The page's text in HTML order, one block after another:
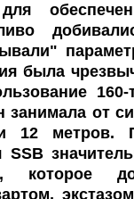
была
160-
занимала от
метров.